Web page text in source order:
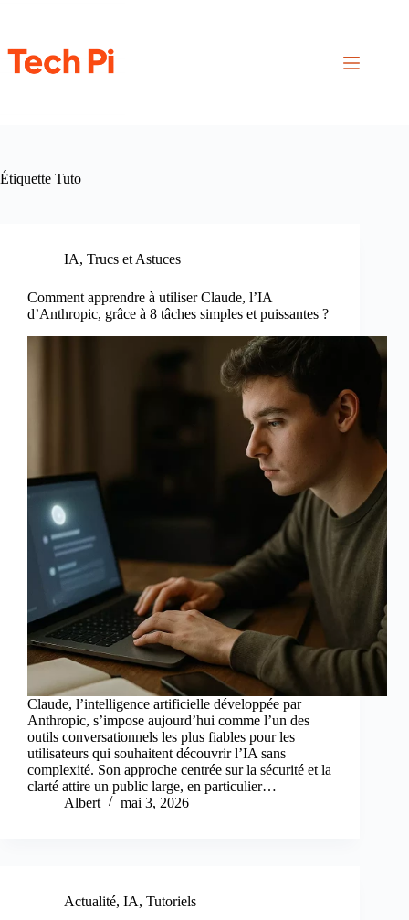
Étiquette Tuto
IA, Trucs et Astuces
Comment apprendre à utiliser Claude, l’IA
d’Anthropic, grâce à 8 tâches simples et puissantes ?
Claude, l’intelligence artificielle développée par
Anthropic, s’impose aujourd’hui comme l’un des
outils conversationnels les plus fiables pour les
utilisateurs qui souhaitent découvrir l’IA sans
complexité. Son approche centrée sur la sécurité et la
clarté attire un public large, en particulier…
Albert
mai 3, 2026
Actualité, IA, Tutoriels